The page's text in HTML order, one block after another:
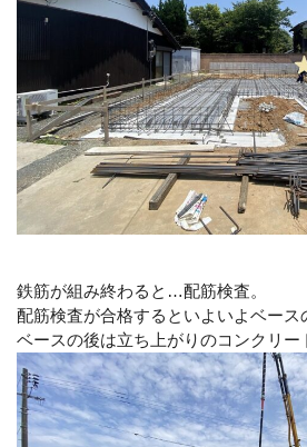
鉄筋が組み終わると…配筋検査。
配筋検査が合格するといよいよベース
ベースの後は立ち上がりのコンクリー